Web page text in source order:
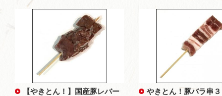
【やきとん！】国産豚レバー
やきとん！豚バラ串